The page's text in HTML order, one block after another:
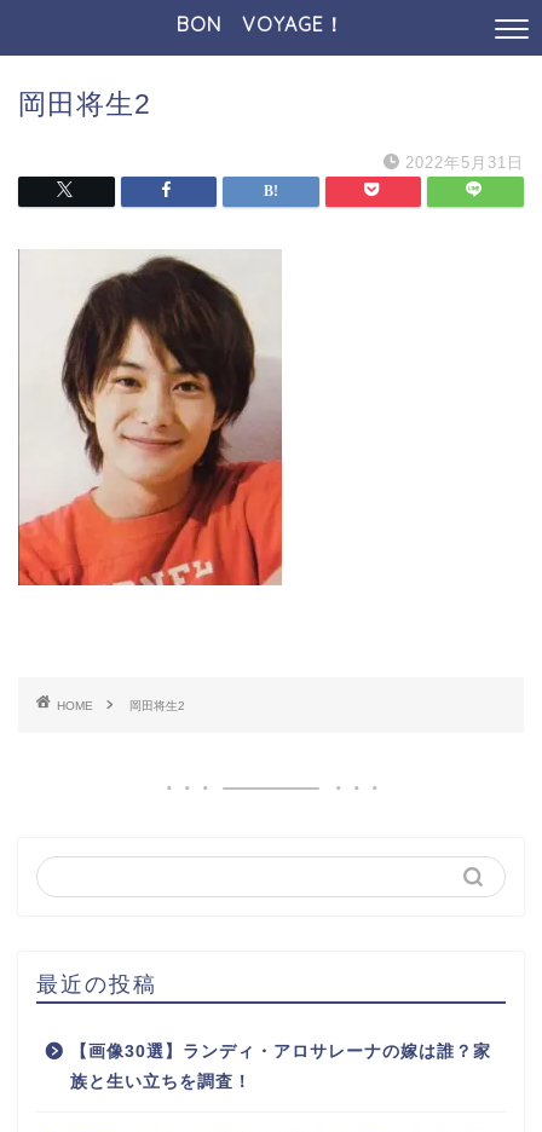
BON VOYAGE！
岡田将生2
2022年5月31日
HOME 岡田将生2
最近の投稿
【画像30選】ランディ・アロサレーナの嫁は誰？家
族と生い立ちを調査！